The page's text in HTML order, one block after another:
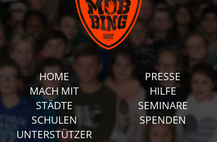
HOME
MACH MIT
STÄDTE
SCHULEN
UNTERSTÜTZER
PRESSE
HILFE
SEMINARE
SPENDEN